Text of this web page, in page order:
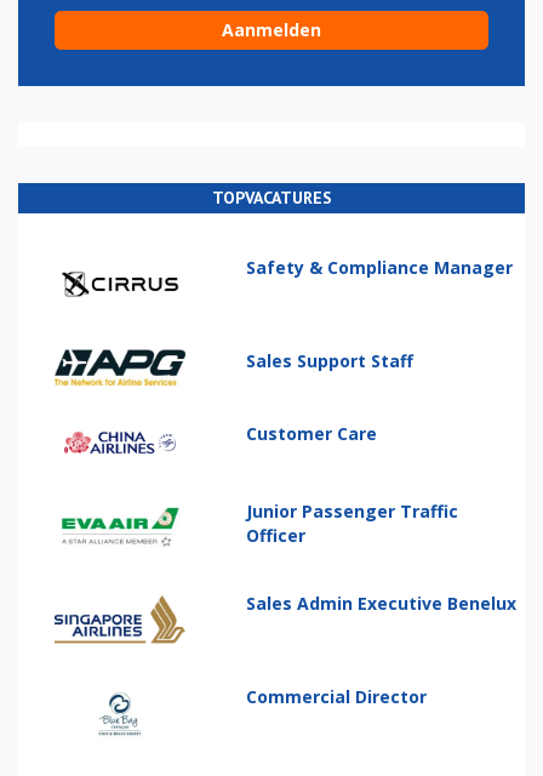
TOPVACATURES
Safety & Compliance Manager
Sales Support Staff
Customer Care
Junior Passenger Traffic
Officer
Sales Admin Executive Benelux
Commercial Director